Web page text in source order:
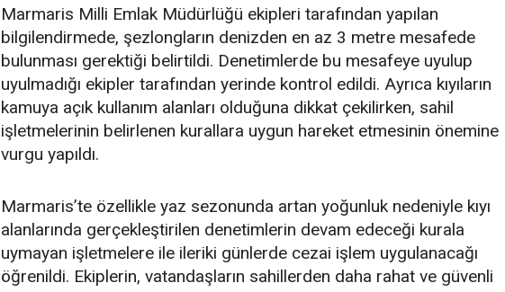
Marmaris Milli Emlak Müdürlüğü ekipleri tarafından yapılan
bilgilendirmede, şezlongların denizden en az 3 metre mesafede
bulunması gerektiği belirtildi. Denetimlerde bu mesafeye uyulup
uyulmadığı ekipler tarafından yerinde kontrol edildi. Ayrıca kıyıların
kamuya açık kullanım alanları olduğuna dikkat çekilirken, sahil
işletmelerinin belirlenen kurallara uygun hareket etmesinin önemine
vurgu yapıldı.
Marmaris’te özellikle yaz sezonunda artan yoğunluk nedeniyle kıyı
alanlarında gerçekleştirilen denetimlerin devam edeceği kurala
uymayan işletmelere ile ileriki günlerde cezai işlem uygulanacağı
öğrenildi. Ekiplerin, vatandaşların sahillerden daha rahat ve güvenli